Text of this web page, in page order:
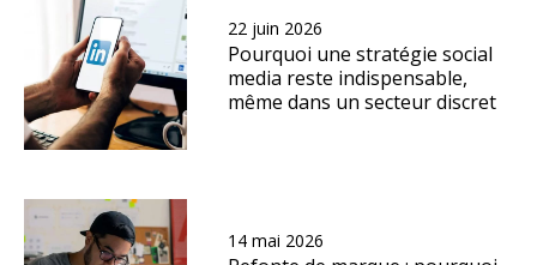
22 juin 2026
Pourquoi une stratégie social
media reste indispensable,
même dans un secteur discret
14 mai 2026